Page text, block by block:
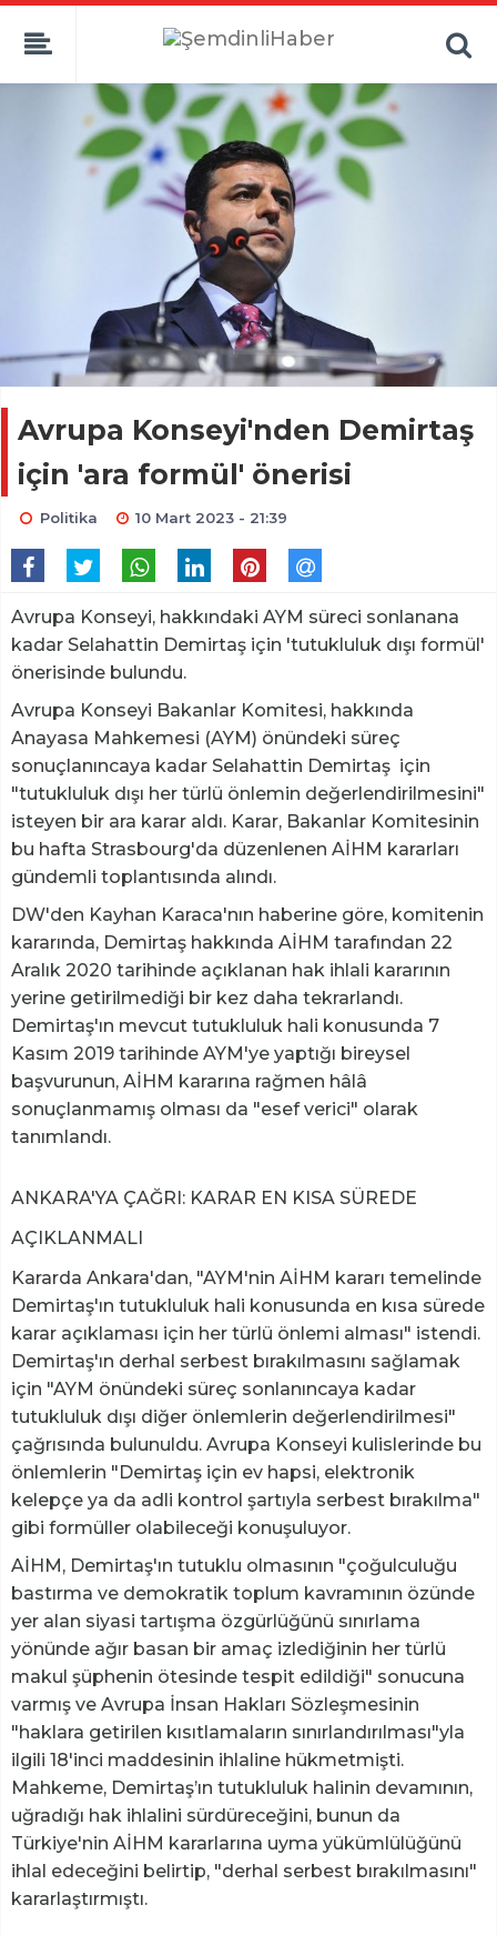
Avrupa Konseyi'nden Demirtaş
için 'ara formül' önerisi
Politika 10 Mart 2023 - 21:39
Avrupa Konseyi, hakkındaki AYM süreci sonlanana
kadar Selahattin Demirtaş için 'tutukluluk dışı formül'
önerisinde bulundu.
Avrupa Konseyi Bakanlar Komitesi, hakkında
Anayasa Mahkemesi (AYM) önündeki süreç
sonuçlanıncaya kadar Selahattin Demirtaş için
"tutukluluk dışı her türlü önlemin değerlendirilmesini"
isteyen bir ara karar aldı. Karar, Bakanlar Komitesinin
bu hafta Strasbourg'da düzenlenen AİHM kararları
gündemli toplantısında alındı.
DW'den Kayhan Karaca'nın haberine göre, komitenin
kararında, Demirtaş hakkında AİHM tarafından 22
Aralık 2020 tarihinde açıklanan hak ihlali kararının
yerine getirilmediği bir kez daha tekrarlandı.
Demirtaş'ın mevcut tutukluluk hali konusunda 7
Kasım 2019 tarihinde AYM'ye yaptığı bireysel
başvurunun, AİHM kararına rağmen hâlâ
sonuçlanmamış olması da "esef verici" olarak
tanımlandı.
ANKARA'YA ÇAĞRI: KARAR EN KISA SÜREDE
AÇIKLANMALI
Kararda Ankara'dan, "AYM'nin AİHM kararı temelinde
Demirtaş'ın tutukluluk hali konusunda en kısa sürede
karar açıklaması için her türlü önlemi alması" istendi.
Demirtaş'ın derhal serbest bırakılmasını sağlamak
için "AYM önündeki süreç sonlanıncaya kadar
tutukluluk dışı diğer önlemlerin değerlendirilmesi"
çağrısında bulunuldu. Avrupa Konseyi kulislerinde bu
önlemlerin "Demirtaş için ev hapsi, elektronik
kelepçe ya da adli kontrol şartıyla serbest bırakılma"
gibi formüller olabileceği konuşuluyor.
AİHM, Demirtaş'ın tutuklu olmasının "çoğulculuğu
bastırma ve demokratik toplum kavramının özünde
yer alan siyasi tartışma özgürlüğünü sınırlama
yönünde ağır basan bir amaç izlediğinin her türlü
makul şüphenin ötesinde tespit edildiği" sonucuna
varmış ve Avrupa İnsan Hakları Sözleşmesinin
"haklara getirilen kısıtlamaların sınırlandırılması"yla
ilgili 18'inci maddesinin ihlaline hükmetmişti.
Mahkeme, Demirtaş’ın tutukluluk halinin devamının,
uğradığı hak ihlalini sürdüreceğini, bunun da
Türkiye'nin AİHM kararlarına uyma yükümlülüğünü
ihlal edeceğini belirtip, "derhal serbest bırakılmasını"
kararlaştırmıştı.